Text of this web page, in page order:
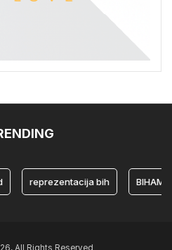
reprezentacija bih BIHAMK
All Rights Reserved